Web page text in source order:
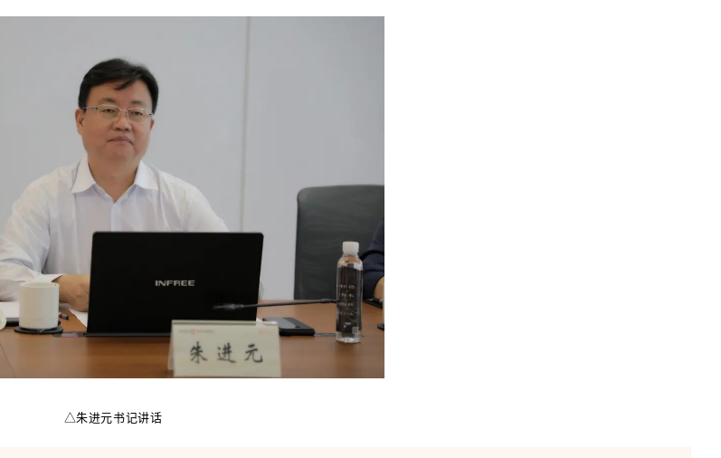
△朱进元书记讲话